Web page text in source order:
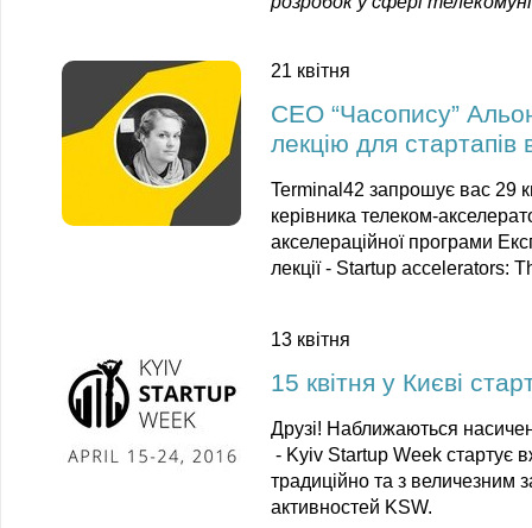
21 квітня
CEO “Часопису”
лекцію для стартапів
Terminal42 запрошує вас 29
керівника телеком-
акселераційної програми
лекції - Startup accelerators:
13 квітня
15 квітня у Києві
Друзі! Наближаються
- Kyiv Startup Week стартує
традиційно та з величезним
активностей KSW.